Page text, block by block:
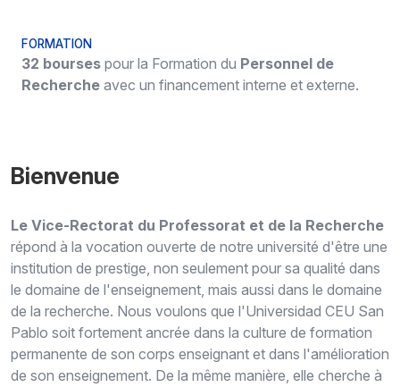
FORMATION
32 bourses pour la Formation du Personnel de
Recherche avec un financement interne et externe.
Bienvenue
Le Vice-Rectorat du Professorat et de la Recherche
répond à la vocation ouverte de notre université d'être une
institution de prestige, non seulement pour sa qualité dans
le domaine de l'enseignement, mais aussi dans le domaine
de la recherche. Nous voulons que l'Universidad CEU San
Pablo soit fortement ancrée dans la culture de formation
permanente de son corps enseignant et dans l'amélioration
de son enseignement. De la même manière, elle cherche à